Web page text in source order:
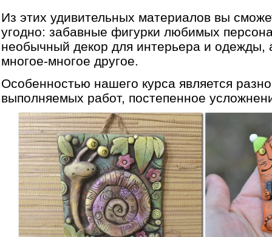
Из этих удивительных материалов вы
угодно: забавные фигурки любимых
необычный декор для интерьера и одежды,
многое-многое другое.
Особенностью нашего курса является
выполняемых работ, постепенное